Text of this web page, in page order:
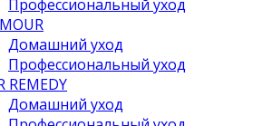
Профессиональный уход
Домашний уход
Профессиональный уход
REMEDY
Домашний уход